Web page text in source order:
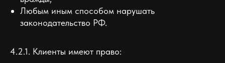
Любым иным способом нарушать
законодательство РФ.
4.2.1. Клиенты имеют право: